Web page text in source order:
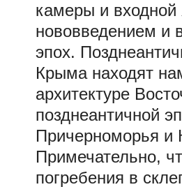
камеры и входной
нововведением и
эпох.
Крыма находят
архитектуре
позднеантичной
Причерноморья и
Примечательно,
погребения в